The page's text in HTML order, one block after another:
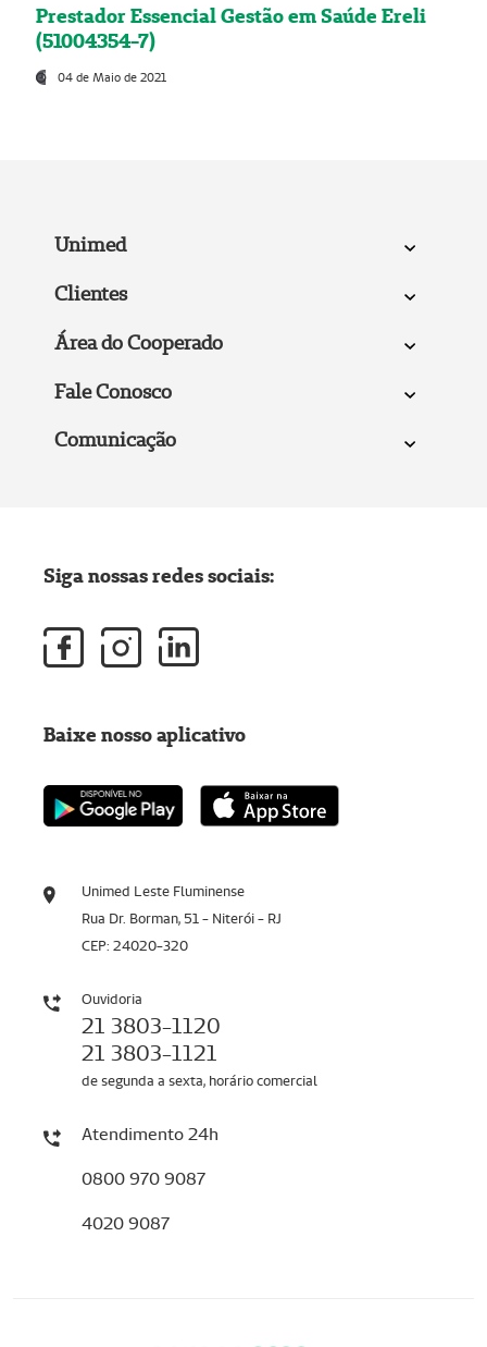
Prestador Essencial Gestão em Saúde Ereli
(51004354-7)
04 de Maio de 2021
Unimed
Clientes
Área do Cooperado
Fale Conosco
Comunicação
Unimed Leste Fluminense
Rua Dr. Borman, 51 - Niterói - RJ
CEP: 24020-320
Ouvidoria
21 3803-1120
21 3803-1121
de segunda a sexta, horário comercial
Atendimento 24h
0800 970 9087
4020 9087
Siga nossas redes sociais:
Baixe nosso aplicativo